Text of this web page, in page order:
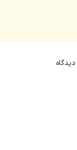
دیدگاه